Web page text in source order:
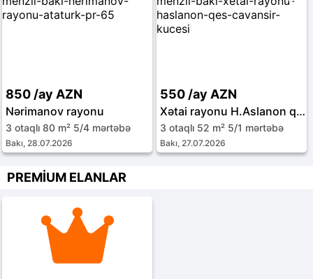
850 /ay AZN
Nərimanov rayonu
3 otaqlı 80 m² 5/4 mərtəbə
Bakı, 28.07.2026
550 /ay AZN
Xətai rayonu H.Aslanon qəs.
3 otaqlı 52 m² 5/1 mərtəbə
Bakı, 27.07.2026
PREMİUM ELANLAR